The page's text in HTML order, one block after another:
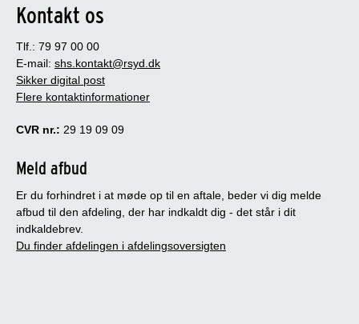
Kontakt os
Tlf.: 79 97 00 00
E-mail: shs.kontakt@rsyd.dk
Sikker digital post
Flere kontaktinformationer
CVR nr.: 29 19 09 09
Meld afbud
Er du forhindret i at møde op til en aftale, beder vi dig melde
afbud til den afdeling, der har indkaldt dig - det står i dit
indkaldebrev.
Du finder afdelingen i afdelingsoversigten